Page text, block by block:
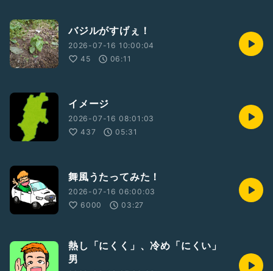
バジルがすげぇ！
2026-07-16 10:00:04
45
06:11
イメージ
2026-07-16 08:01:03
437
05:31
舞風うたってみた！
2026-07-16 06:00:03
6000
03:27
熱し「にくく」、冷め「にくい」
男